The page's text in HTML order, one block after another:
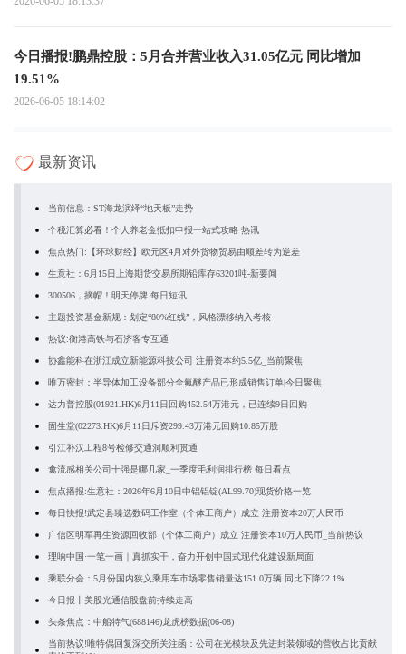
今日播报!鹏鼎控股：5月合并营业收入31.05亿元 同比增加
19.51%
2026-06-05 18:14:02
最新资讯
当前信息：ST海龙演绎“地天板”走势
个税汇算必看！个人养老金抵扣申报一站式攻略 热讯
焦点热门:【环球财经】欧元区4月对外货物贸易由顺差转为逆差
生意社：6月15日上海期货交易所期铅库存63201吨-新要闻
300506，摘帽！明天停牌 每日短讯
主题投资基金新规：划定“80%红线”，风格漂移纳入考核
热议:衡港高铁与石济客专互通
协鑫能科在浙江成立新能源科技公司 注册资本约5.5亿_当前聚焦
唯万密封：半导体加工设备部分全氟醚产品已形成销售订单|今日聚焦
达力普控股(01921.HK)6月11日回购452.54万港元，已连续9日回购
固生堂(02273.HK)6月11日斥资299.43万港元回购10.85万股
引江补汉工程8号检修交通洞顺利贯通
禽流感相关公司十强是哪几家_一季度毛利润排行榜 每日看点
焦点播报:生意社：2026年6月10日中铝铝锭(AL99.70)现货价格一览
每日快报!武定县臻选数码工作室（个体工商户）成立 注册资本20万人民币
广信区明军再生资源回收部（个体工商户）成立 注册资本10万人民币_当前热议
理响中国·一笔一画｜真抓实干，奋力开创中国式现代化建设新局面
乘联分会：5月份国内狭义乘用车市场零售销量达151.0万辆 同比下降22.1%
今日报丨美股光通信股盘前持续走高
头条焦点：中船特气(688146)龙虎榜数据(06-08)
当前热议!唯特偶回复深交所关注函：公司在光模块及先进封装领域的营收占比贡献